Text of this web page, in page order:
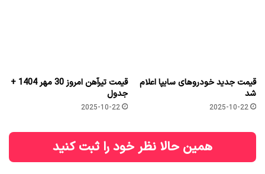
قیمت جدید خودروهای سایپا اعلام
شد
2025-10-22
قیمت تیرآهن امروز 30 مهر 1404 +
جدول
2025-10-22
همین حالا نظر خود را ثبت کنید